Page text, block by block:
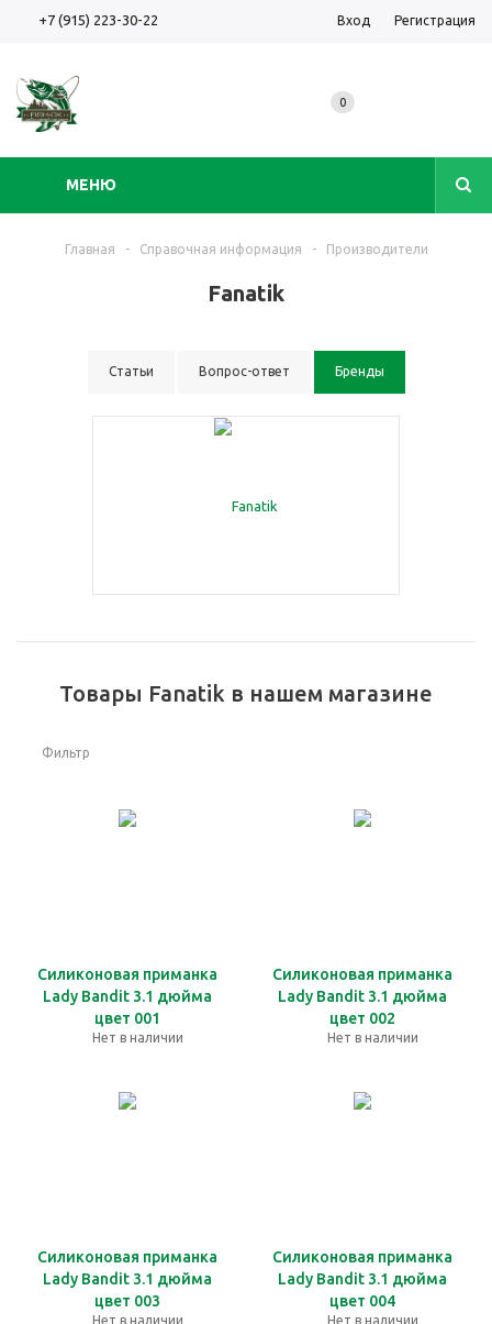
+7 (915) 223-30-22 Вход Регистрация
МЕНЮ
0
Главная - Справочная информация - Производители
Fanatik
Статьи Вопрос-ответ Бренды
Товары Fanatik в нашем магазине
Фильтр
Силиконовая приманка
Lady Bandit 3.1 дюйма
цвет 001
Нет в наличии
Силиконовая приманка
Lady Bandit 3.1 дюйма
цвет 002
Нет в наличии
Силиконовая приманка
Lady Bandit 3.1 дюйма
цвет 003
Нет в наличии
Силиконовая приманка
Lady Bandit 3.1 дюйма
цвет 004
Нет в наличии